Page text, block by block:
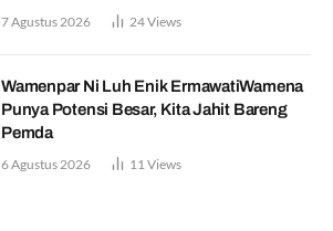
7 Agustus 2026 24Views
Wamenpar Ni Luh Enik ErmawatiWamena
Punya Potensi Besar, Kita Jahit Bareng
Pemda
6 Agustus 2026 11 Views